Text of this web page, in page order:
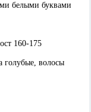
белыми буквами
160-175
голубые, волосы